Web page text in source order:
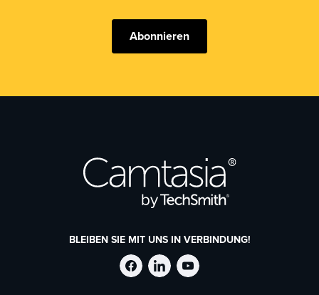
Abonnieren
BLEIBEN SIE MIT UNS IN VERBINDUNG!
TechSmith
TechSmith
TechSmith